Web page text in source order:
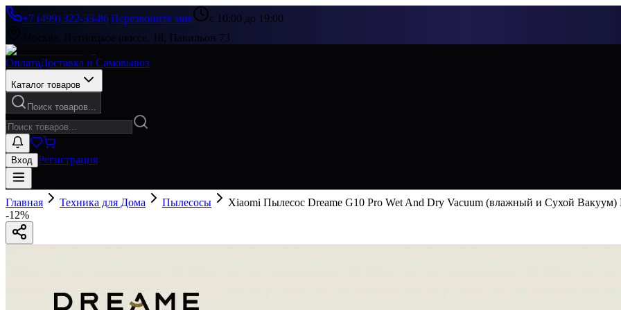
+7 (499) 322-33-86|Перезвоните мне
с 10:00 до 19:00
Москва, Пятницкое шоссе, 18, Павильон 73
ОплатаДоставка и Самовывоз
Каталог товаров
Поиск товаров...
Вход Регистрация
Главная Техника для Дома Пылесосы
Xiaomi Пылесос Dreame G10 Pro Wet And Dry Vacuum (влажный и Сухой Вакуум)
-12%